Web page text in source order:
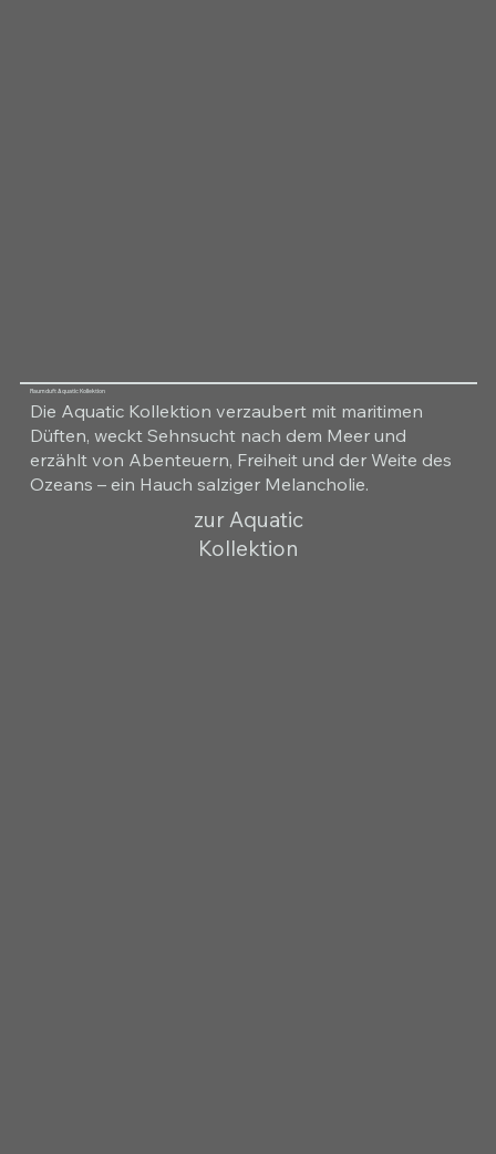
Raumduft Aquatic Kollektion
Die Aquatic Kollektion verzaubert mit maritimen
Düften, weckt Sehnsucht nach dem Meer und
erzählt von Abenteuern, Freiheit und der Weite des
Ozeans – ein Hauch salziger Melancholie.
zur Aquatic
Kollektion